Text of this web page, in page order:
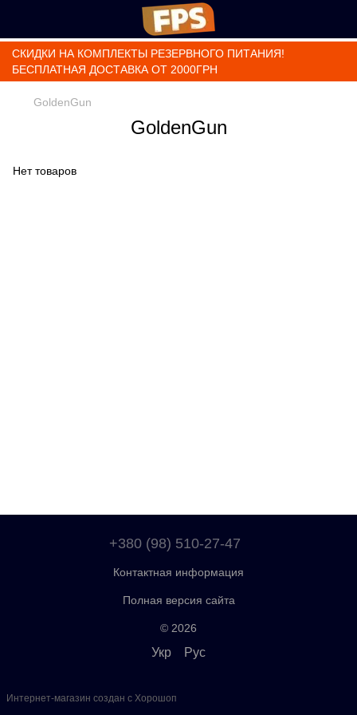
СКИДКИ НА КОМПЛЕКТЫ РЕЗЕРВНОГО ПИТАНИЯ!
БЕСПЛАТНАЯ ДОСТАВКА ОТ 2000ГРН
GoldenGun
GoldenGun
Нет товаров
+380 (98) 510-27-47
Контактная информация
Полная версия сайта
© 2026
Укр Рус
Интернет-магазин создан с Хорошоп